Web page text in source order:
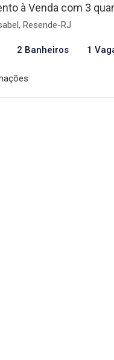
à Venda com 3
Resende-RJ
2 Banheiros 1